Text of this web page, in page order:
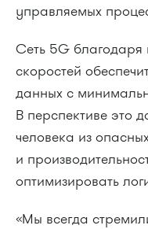
управляемых
Сеть 5G благодаря
скоростей
данных с
В перспективе это
человека из
и
оптимизировать
«Мы всегда